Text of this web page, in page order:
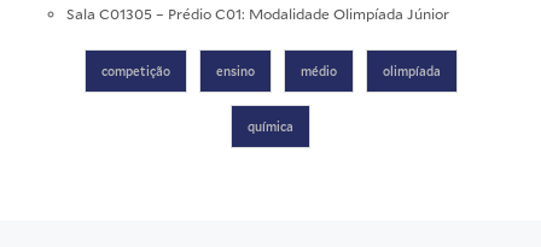
Sala C01305 – Prédio C01: Modalidade Olimpíada Júnior
competição ensino médio olimpíada
química